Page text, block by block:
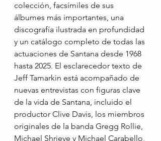
colección, facsímiles de sus
álbumes más importantes, una
discografía ilustrada en profundidad
y un catálogo completo de todas las
actuaciones de Santana desde 1968
hasta 2025. El esclarecedor texto de
Jeff Tamarkin está acompañado de
nuevas entrevistas con figuras clave
de la vida de Santana, incluido el
productor Clive Davis, los miembros
originales de la banda Gregg Rollie,
Michael Shrieve y Michael Carabello,